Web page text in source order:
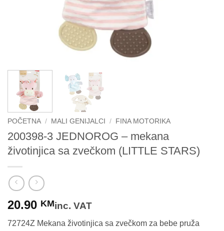
POČETNA / MALI GENIJALCI / FINA MOTORIKA
200398-3 JEDNOROG – mekana
životinjica sa zvečkom (LITTLE STARS)
20.90 KMinc. VAT
72724Z Mekana životinjica sa zvečkom za bebe pruža